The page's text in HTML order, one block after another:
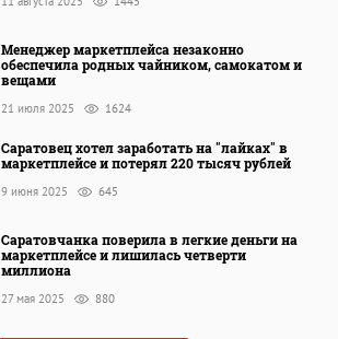
Менеджер маркетплейса незаконно
обеспечила родных чайником, самокатом и
вещами
21 июля 2025 1624
Саратовец хотел заработать на "лайках" в
маркетплейсе и потерял 220 тысяч рублей
9 июня 2025 645
Саратовчанка поверила в легкие деньги на
маркетплейсе и лишилась четверти
миллиона
27 мая 2025 880